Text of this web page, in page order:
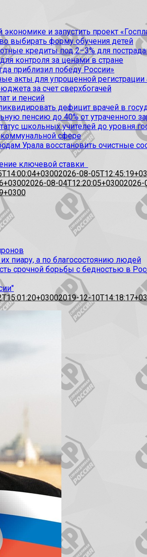
и запустить проект
выбирать форму обучения детей
кредиты под 2–3% для
контроля за ценами в стране
приблизил победу России»
акты для упрощенной
за счет сверхбогачей
и пенсий
дефицит врачей в
пенсию до 40% от утраченного
школьных учителей до уровня
коммунальной сфере
Урала восстановить очистные
ключевой ставки
2026-08-
2026-08-04T12:20:05+03002026-
пиару, а по благосостоянию людей
срочной борьбы с бедностью в
2019-12-